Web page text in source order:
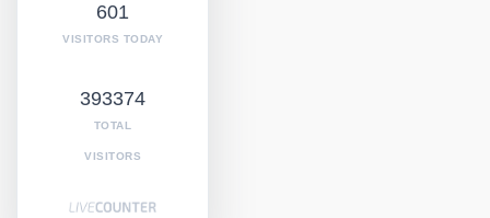
601
VISITORS TODAY
393374
TOTAL
VISITORS